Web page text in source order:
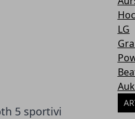
5 sportivi
LG